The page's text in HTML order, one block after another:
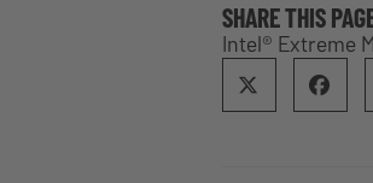
SHARE THIS
Intel® Extreme